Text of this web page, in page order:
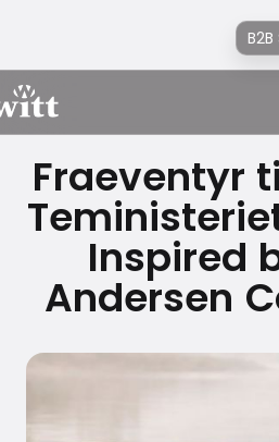
Fraeventyr
Inspired
Andersen